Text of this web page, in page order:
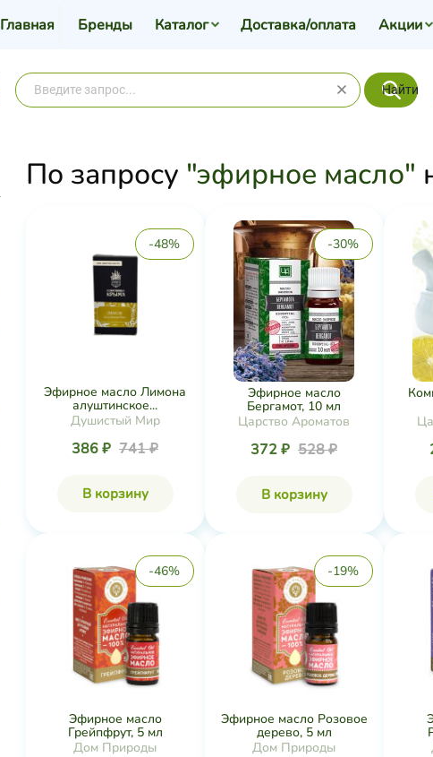
Найти
Главная Бренды Каталог Доставка/оплата Акции
По запросу "эфирное масло"
-48%
Эфирное масло Лимона
алуштинское...
Душистый Мир
386 ₽ 741 ₽
В корзину
-30%
Эфирное масло
Бергамот, 10 мл
Царство Ароматов
372 ₽ 528 ₽
В корзину
-46%
Эфирное масло
Грейпфрут, 5 мл
Дом Природы
-19%
Эфирное масло Розовое
дерево, 5 мл
Дом Природы